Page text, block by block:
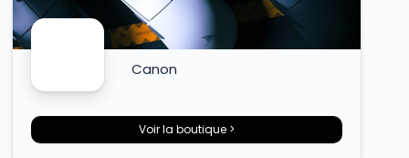
Canon
Voir la boutique >